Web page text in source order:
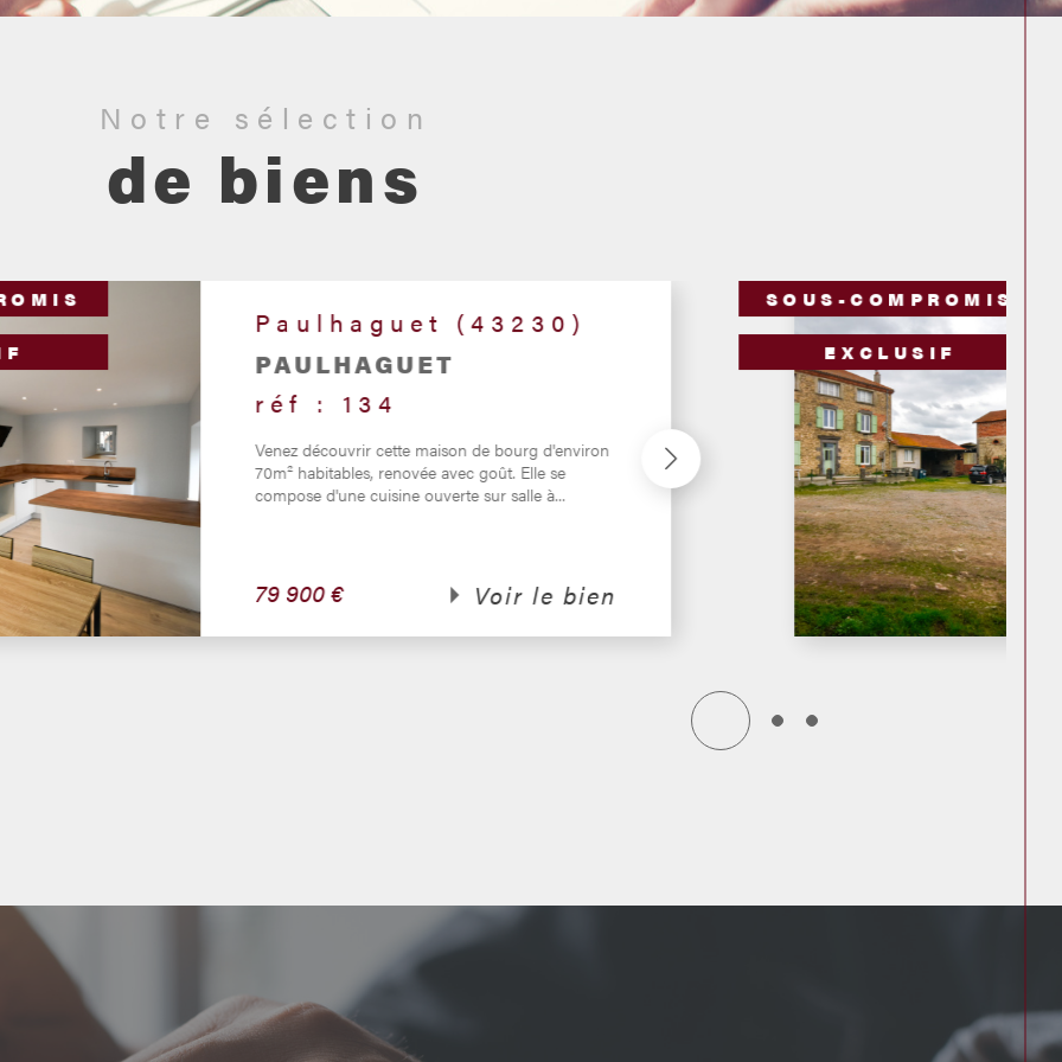
Notre sélection
de biens
Bournoncle-Saint-
Pierre (43360)
MAISON - BOURNONCLE
SAINT PIERRE
réf : 130
Venez découvrir cette maison de caractère
170 000 € Voir le bien
SOUS-COMPROMIS
EXCLUSIF